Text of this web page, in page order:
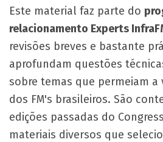
Este material faz parte do
relacionamento Experts
revisões breves e bastante
aprofundam questões
sobre temas que permeiam
dos FM's brasileiros. São
edições passadas do
materiais diversos que